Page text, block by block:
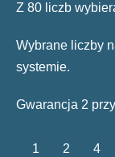
Z 80 liczb
Wybrane liczby
systemie.
Gwarancja 2
1 2 4